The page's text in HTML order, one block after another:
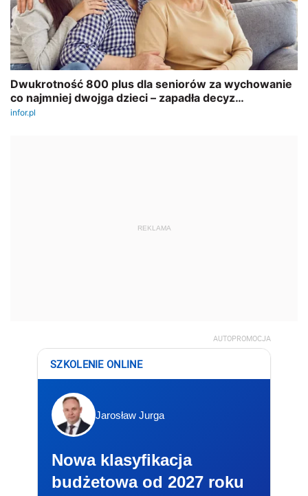
REKLAMA
AUTOPROMOCJA
SZKOLENIE ONLINE
Jarosław Jurga
Nowa klasyfikacja
budżetowa od 2027 roku